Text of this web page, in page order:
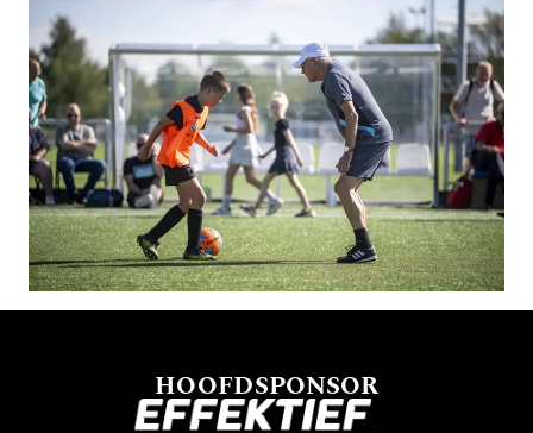
HOOFDSPONSOR